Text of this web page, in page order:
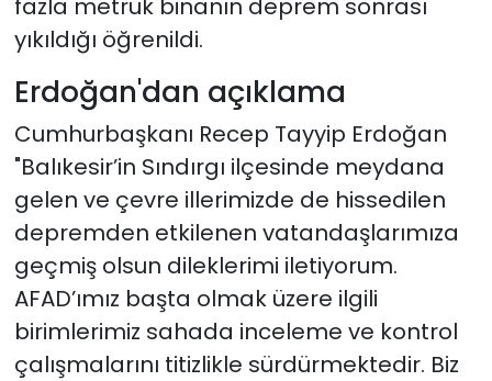
yıkıldığı öğrenildi.
Erdoğan'dan açıklama
Cumhurbaşkanı Recep Tayyip Erdoğan
"Balıkesir’in Sındırgı ilçesinde meydana
gelen ve çevre illerimizde de hissedilen
depremden etkilenen vatandaşlarımıza
geçmiş olsun dileklerimi iletiyorum.
AFAD’ımız başta olmak üzere ilgili
birimlerimiz sahada inceleme ve kontrol
çalışmalarını titizlikle sürdürmektedir. Biz